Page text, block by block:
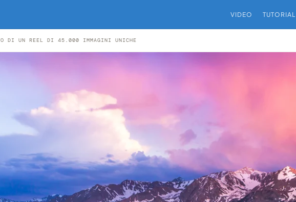
VIDEO TUTORIAL
DI UN REEL DI 45.000 IMMAGINI UNICHE